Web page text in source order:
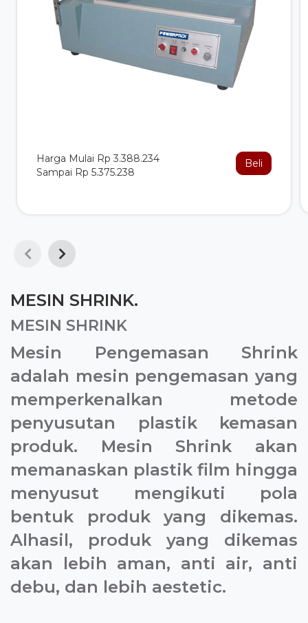
Harga Mulai Rp 3.388.234
Sampai Rp 5.375.238
Beli
MESIN SHRINK.
MESIN SHRINK
Mesin Pengemasan Shrink
adalah mesin pengemasan yang
memperkenalkan metode
penyusutan plastik kemasan
produk. Mesin Shrink akan
memanaskan plastik film hingga
menyusut mengikuti pola
bentuk produk yang dikemas.
Alhasil, produk yang dikemas
akan lebih aman, anti air, anti
debu, dan lebih aestetic.